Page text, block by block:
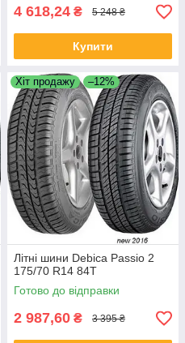
4 618,24 ₴ 5 248 ₴
Купити
Хіт продажу –12%
Літні шини Debica Passio 2
175/70 R14 84T
Готово до відправки
2 987,60 ₴ 3 395 ₴